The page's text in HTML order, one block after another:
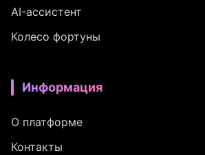
AI-ассистент
Колесо фортуны
Информация
О платформе
Контакты